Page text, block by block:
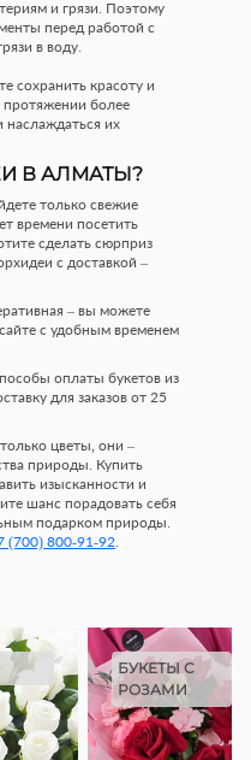
и грязи. Поэтому
перед работой с
в воду.
сохранить красоту и
протяжении более
наслаждаться их
В АЛМАТЫ?
только свежие
времени посетить
сделать сюрприз
с доставкой –
– вы можете
с удобным временем
оплаты букетов из
для заказов от 25
цветы, они –
природы. Купить
изысканности и
шанс порадовать себя
подарком природы.
(700) 800-91-92.
БУКЕТЫ С
РОЗАМИ